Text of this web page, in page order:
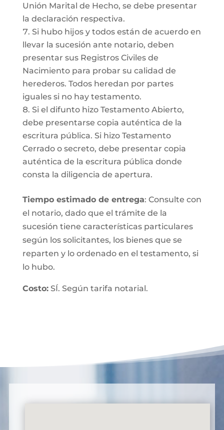
Unión Marital de Hecho, se debe presentar
la declaración respectiva.
Si hubo hijos y todos están de acuerdo en
llevar la sucesión ante notario, deben
presentar sus Registros Civiles de
Nacimiento para probar su calidad de
herederos. Todos heredan por partes
iguales si no hay testamento.
Si el difunto hizo Testamento Abierto,
debe presentarse copia auténtica de la
escritura pública. Si hizo Testamento
Cerrado o secreto, debe presentar copia
auténtica de la escritura pública donde
consta la diligencia de apertura.
Tiempo estimado de entrega: Consulte con
el notario, dado que el trámite de la
sucesión tiene características particulares
según los solicitantes, los bienes que se
reparten y lo ordenado en el testamento, si
lo hubo.
Costo:SÍ. Según tarifa notarial.